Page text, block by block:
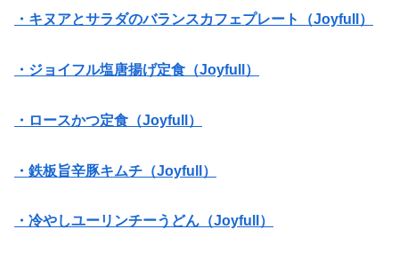
・キヌアとサラダのバランスカフェプレート（Joyfull）
・ジョイフル塩唐揚げ定食（Joyfull）
・ロースかつ定食（Joyfull）
・鉄板旨辛豚キムチ（Joyfull）
・冷やしユーリンチーうどん（Joyfull）